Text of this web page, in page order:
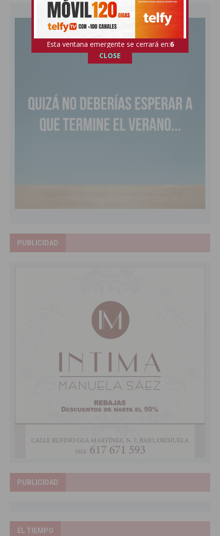
PUBLICIDAD
PUBLICIDAD
EL TIEMPO
Esta ventana emergente se cerrará en:5
CLOSE